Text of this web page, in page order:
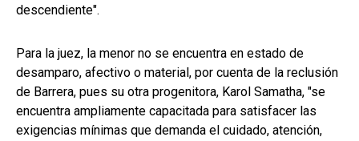
descendiente".
Para la juez, la menor no se encuentra en estado de
desamparo, afectivo o material, por cuenta de la reclusión
de Barrera, pues su otra progenitora, Karol Samatha, "se
encuentra ampliamente capacitada para satisfacer las
exigencias mínimas que demanda el cuidado, atención,